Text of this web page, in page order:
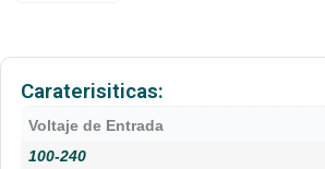
Caraterisiticas:
Voltaje de Entrada
100-240